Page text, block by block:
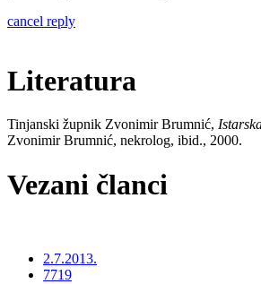
cancel reply
Literatura
Tinjanski župnik Zvonimir Brumnić,
Zvonimir Brumnić, nekrolog, ibid., 2000.
Vezani članci
2.7.2013.
7719